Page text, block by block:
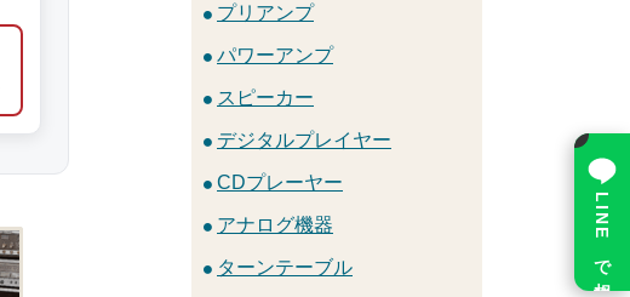
プリアンプ
パワーアンプ
スピーカー
デジタルプレイヤー
CDプレーヤー
アナログ機器
ターンテーブル LINE で相談
×